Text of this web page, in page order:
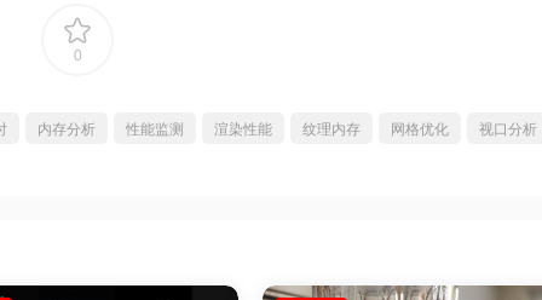
0
内存分析 性能监测 渲染性能 纹理内存 网格优化 视口分析